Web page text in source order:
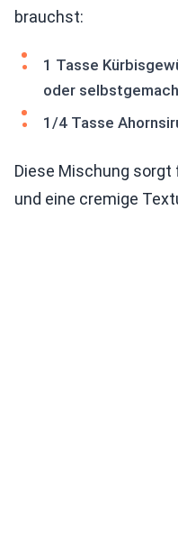
brauchst:
1 Tasse
oder
1/4 Tasse
Diese Mischung
und eine cremige